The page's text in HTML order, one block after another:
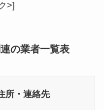
>]
の業者一覧表
所・連絡先